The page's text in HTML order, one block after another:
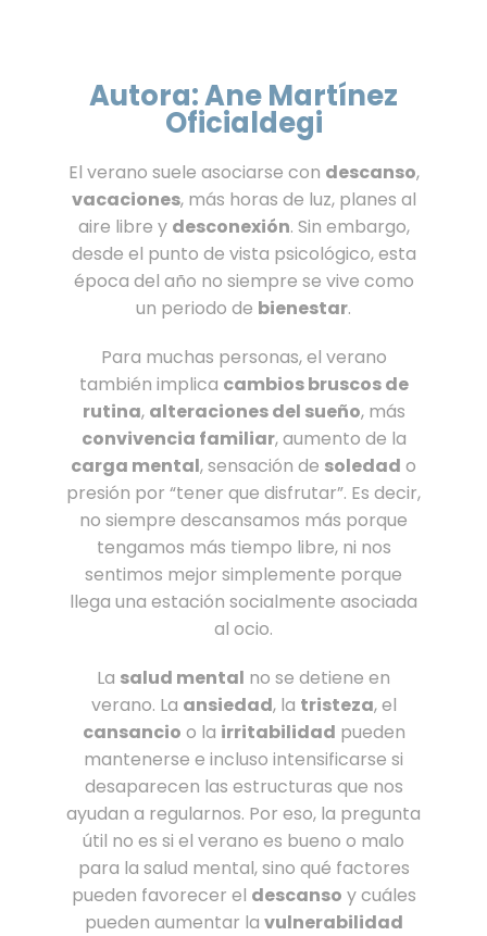
Autora: Ane Martínez
Oficialdegi
El verano suele asociarse con descanso,
vacaciones, más horas de luz, planes al
aire libre y desconexión. Sin embargo,
desde el punto de vista psicológico, esta
época del año no siempre se vive como
un periodo de bienestar.
Para muchas personas, el verano
también implica cambios bruscos de
rutina, alteraciones del sueño, más
convivencia familiar, aumento de la
carga mental, sensación de soledad o
presión por “tener que disfrutar”. Es decir,
no siempre descansamos más porque
tengamos más tiempo libre, ni nos
sentimos mejor simplemente porque
llega una estación socialmente asociada
al ocio.
La salud mental no se detiene en
verano. La ansiedad, la tristeza, el
cansancio o la irritabilidad pueden
mantenerse e incluso intensificarse si
desaparecen las estructuras que nos
ayudan a regularnos. Por eso, la pregunta
útil no es si el verano es bueno o malo
para la salud mental, sino qué factores
pueden favorecer el descanso y cuáles
pueden aumentar la vulnerabilidad